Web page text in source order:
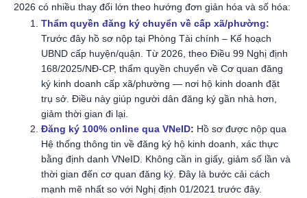
2026 có nhiều thay đổi lớn theo hướng đơn giản hóa và số hóa:
Thẩm quyền đăng ký chuyển về cấp xã/phường:
Trước đây hồ sơ nộp tại Phòng Tài chính – Kế hoạch
UBND cấp huyện/quận. Từ 2026, theo Điều 99 Nghị định
168/2025/NĐ-CP, thẩm quyền chuyển về Cơ quan đăng
ký kinh doanh cấp xã/phường — nơi hộ kinh doanh đặt
trụ sở. Điều này giúp người dân đăng ký gần nhà hơn,
giảm thời gian đi lại.
Đăng ký 100% online qua VNeID: Hồ sơ được nộp qua
Hệ thống thông tin về đăng ký hộ kinh doanh, xác thực
bằng định danh VNeID. Không cần in giấy, giảm số lần và
thời gian đến cơ quan đăng ký. Đây là bước cải cách
mạnh mẽ nhất so với Nghị định 01/2021 trước đây.